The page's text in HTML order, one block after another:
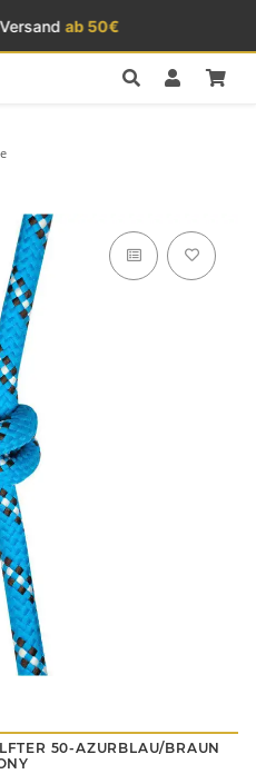
ab 50€
50-AZURBLAU/BRAUN